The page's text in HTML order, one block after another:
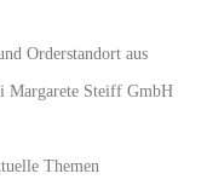
Orderstandort aus
Margarete Steiff GmbH
Themen